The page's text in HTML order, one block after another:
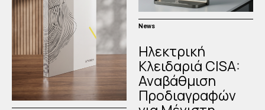
News
Ηλεκτρική
Κλειδαριά CISA:
Αναβάθμιση
Προδιαγραφών